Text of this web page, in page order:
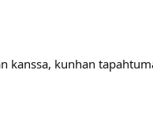
kanssa, kunhan